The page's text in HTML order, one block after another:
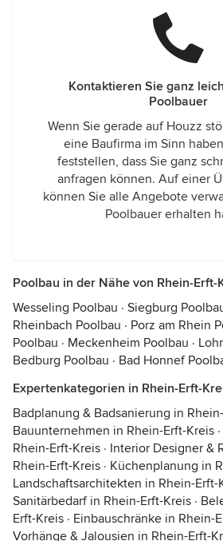
Kontaktieren Sie ganz
Poolbauer
Wenn Sie gerade auf Houzz
eine Baufirma im Sinn
feststellen, dass Sie ganz
anfragen können. Auf einer
können Sie alle Angebote
Poolbauer erhalten
Poolbau in der Nähe von Rhein-Erft-
Wesseling Poolbau · Siegburg
Rheinbach Poolbau · Porz am Rhein
Poolbau · Meckenheim Poolbau ·
Bedburg Poolbau · Bad Honnef
Expertenkategorien in Rhein-Erft-
Badplanung & Badsanierung in
Bauunternehmen in Rhein-Erft-Kreis ·
Rhein-Erft-Kreis · Interior Designer &
Rhein-Erft-Kreis · Küchenplanung in
Landschaftsarchitekten in Rhein-Erft-
Sanitärbedarf in Rhein-Erft-Kreis ·
Erft-Kreis · Einbauschränke in Rhein-
Vorhänge & Jalousien in Rhein-Erft-